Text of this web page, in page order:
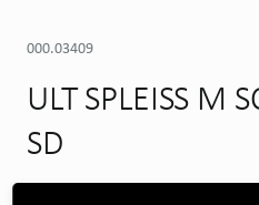
000.03409
ULT SPLEISS M
SD